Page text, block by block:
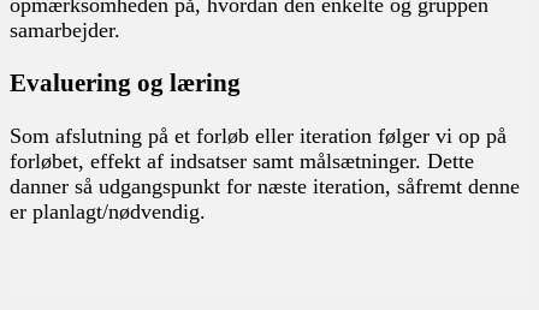
opmærksomheden på, hvordan den enkelte og gruppen
samarbejder.
Evaluering og læring
Som afslutning på et forløb eller iteration følger vi op på
forløbet, effekt af indsatser samt målsætninger. Dette
danner så udgangspunkt for næste iteration, såfremt denne
er planlagt/nødvendig.